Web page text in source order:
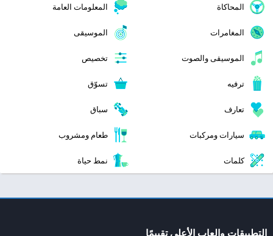
المحاكاة المعلومات العامة
المغامرات الموسيقى
الموسيقى والصوت تخصيص
ترفيه تسوّق
تعارف سباق
سيارات ومركبات طعام ومشروب
كلمات نمط حياة
التطبيقات والعاب الأعلى تقييمًا